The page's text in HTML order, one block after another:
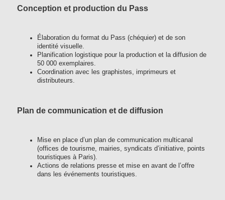
Conception et production du Pass
Élaboration du format du Pass (chéquier) et de son
identité visuelle.
Planification logistique pour la production et la diffusion de
50 000 exemplaires.
Coordination avec les graphistes, imprimeurs et
distributeurs.
Plan de communication et de diffusion
Mise en place d’un plan de communication multicanal
(offices de tourisme, mairies, syndicats d’initiative, points
touristiques à Paris).
Actions de relations presse et mise en avant de l’offre
dans les événements touristiques.